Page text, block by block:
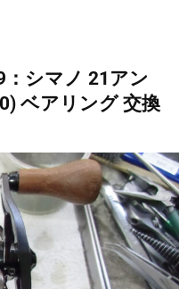
シマノ 21アン
ベアリング 交換